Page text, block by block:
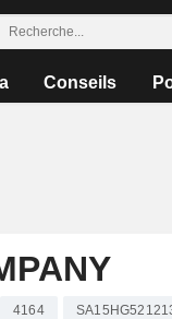
Conseils
4164